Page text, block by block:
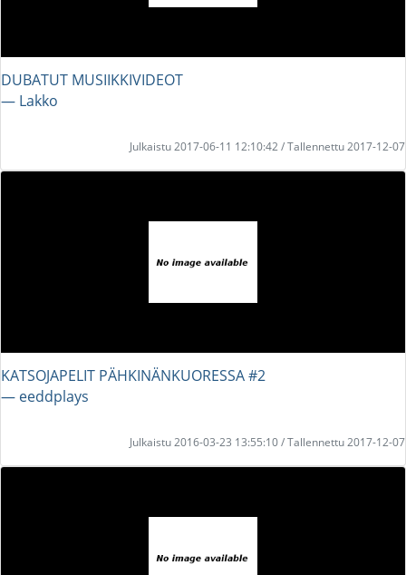
DUBATUT MUSIIKKIVIDEOT
― Lakko
Julkaistu 2017-06-11 12:10:42 / Tallennettu 2017-12-07
KATSOJAPELIT PÄHKINÄNKUORESSA #2
― eeddplays
Julkaistu 2016-03-23 13:55:10 / Tallennettu 2017-12-07